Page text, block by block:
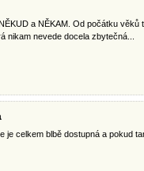
a NĚKAM. Od počátku věků
nikam nevede docela zbytečná...
je celkem blbě dostupná a pokud